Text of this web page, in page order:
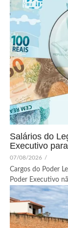
Salários do
Executivo
07/08/2026 /
Cargos do Poder
Poder Executivo